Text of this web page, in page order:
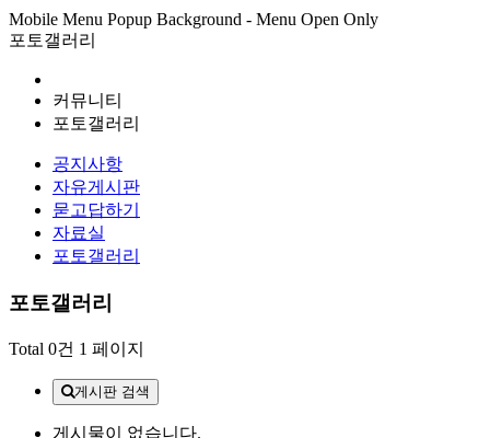
Mobile Menu Popup Background - Menu Open Only
포토갤러리
커뮤니티
포토갤러리
공지사항
자유게시판
묻고답하기
자료실
포토갤러리
포토갤러리
Total 0건 1 페이지
게시판 검색
게시물이 없습니다.